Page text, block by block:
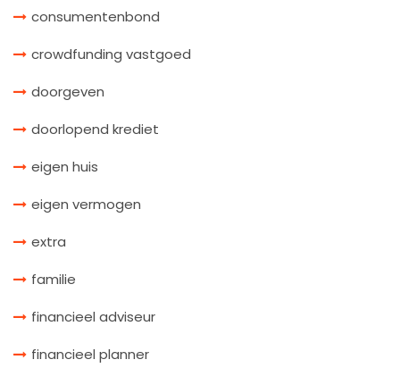
consumentenbond
crowdfunding vastgoed
doorgeven
doorlopend krediet
eigen huis
eigen vermogen
extra
familie
financieel adviseur
financieel planner